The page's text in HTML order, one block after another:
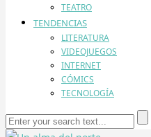
TEATRO
TENDENCIAS
LITERATURA
VIDEOJUEGOS
INTERNET
CÓMICS
TECNOLOGÍA